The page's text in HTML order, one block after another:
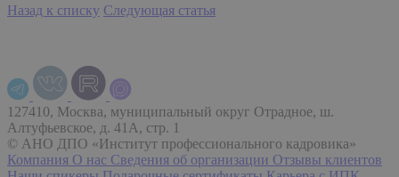
Назад к списку Следующая статья
127410, Москва, муниципальный округ Отрадное, ш.
Алтуфьевское, д. 41А, стр. 1
© АНО ДПО «Институт профессионального кадровика»
Компания О нас Сведения об организации Отзывы клиентов